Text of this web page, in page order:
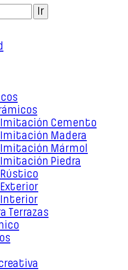
Imitación Cemento
Madera
Mármol
Piedra
Interior
Terrazas